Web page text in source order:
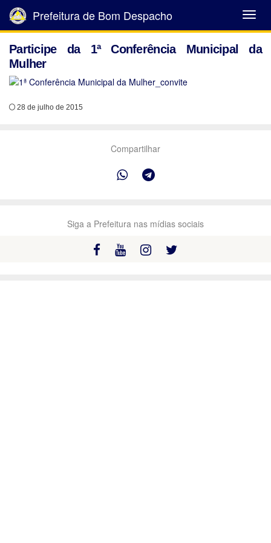
Abrir
Menu
Prefeitura de Bom Despacho
Participe da 1ª Conferência Municipal da
Mulher
28 de julho de 2015
Compartilhar
Siga a Prefeitura nas mídias sociais